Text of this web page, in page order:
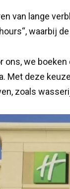
van lange
waarbij
ons, we
Met deze
zoals